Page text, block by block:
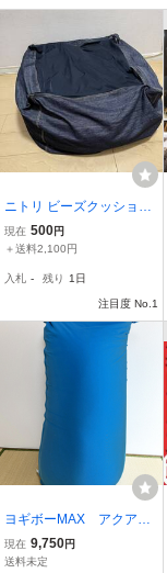
ニトリ ビーズクッション
中古品（無印 ジーンズカ
バー付き)
現在 500円
＋送料2,100円
入札 - 残り 1日
注目度 No.1
ヨギボーMAX アクアブ
ルー （ヨギボー マック
ス Yogibo MAX ビーズ
現在 9,750円
送料未定